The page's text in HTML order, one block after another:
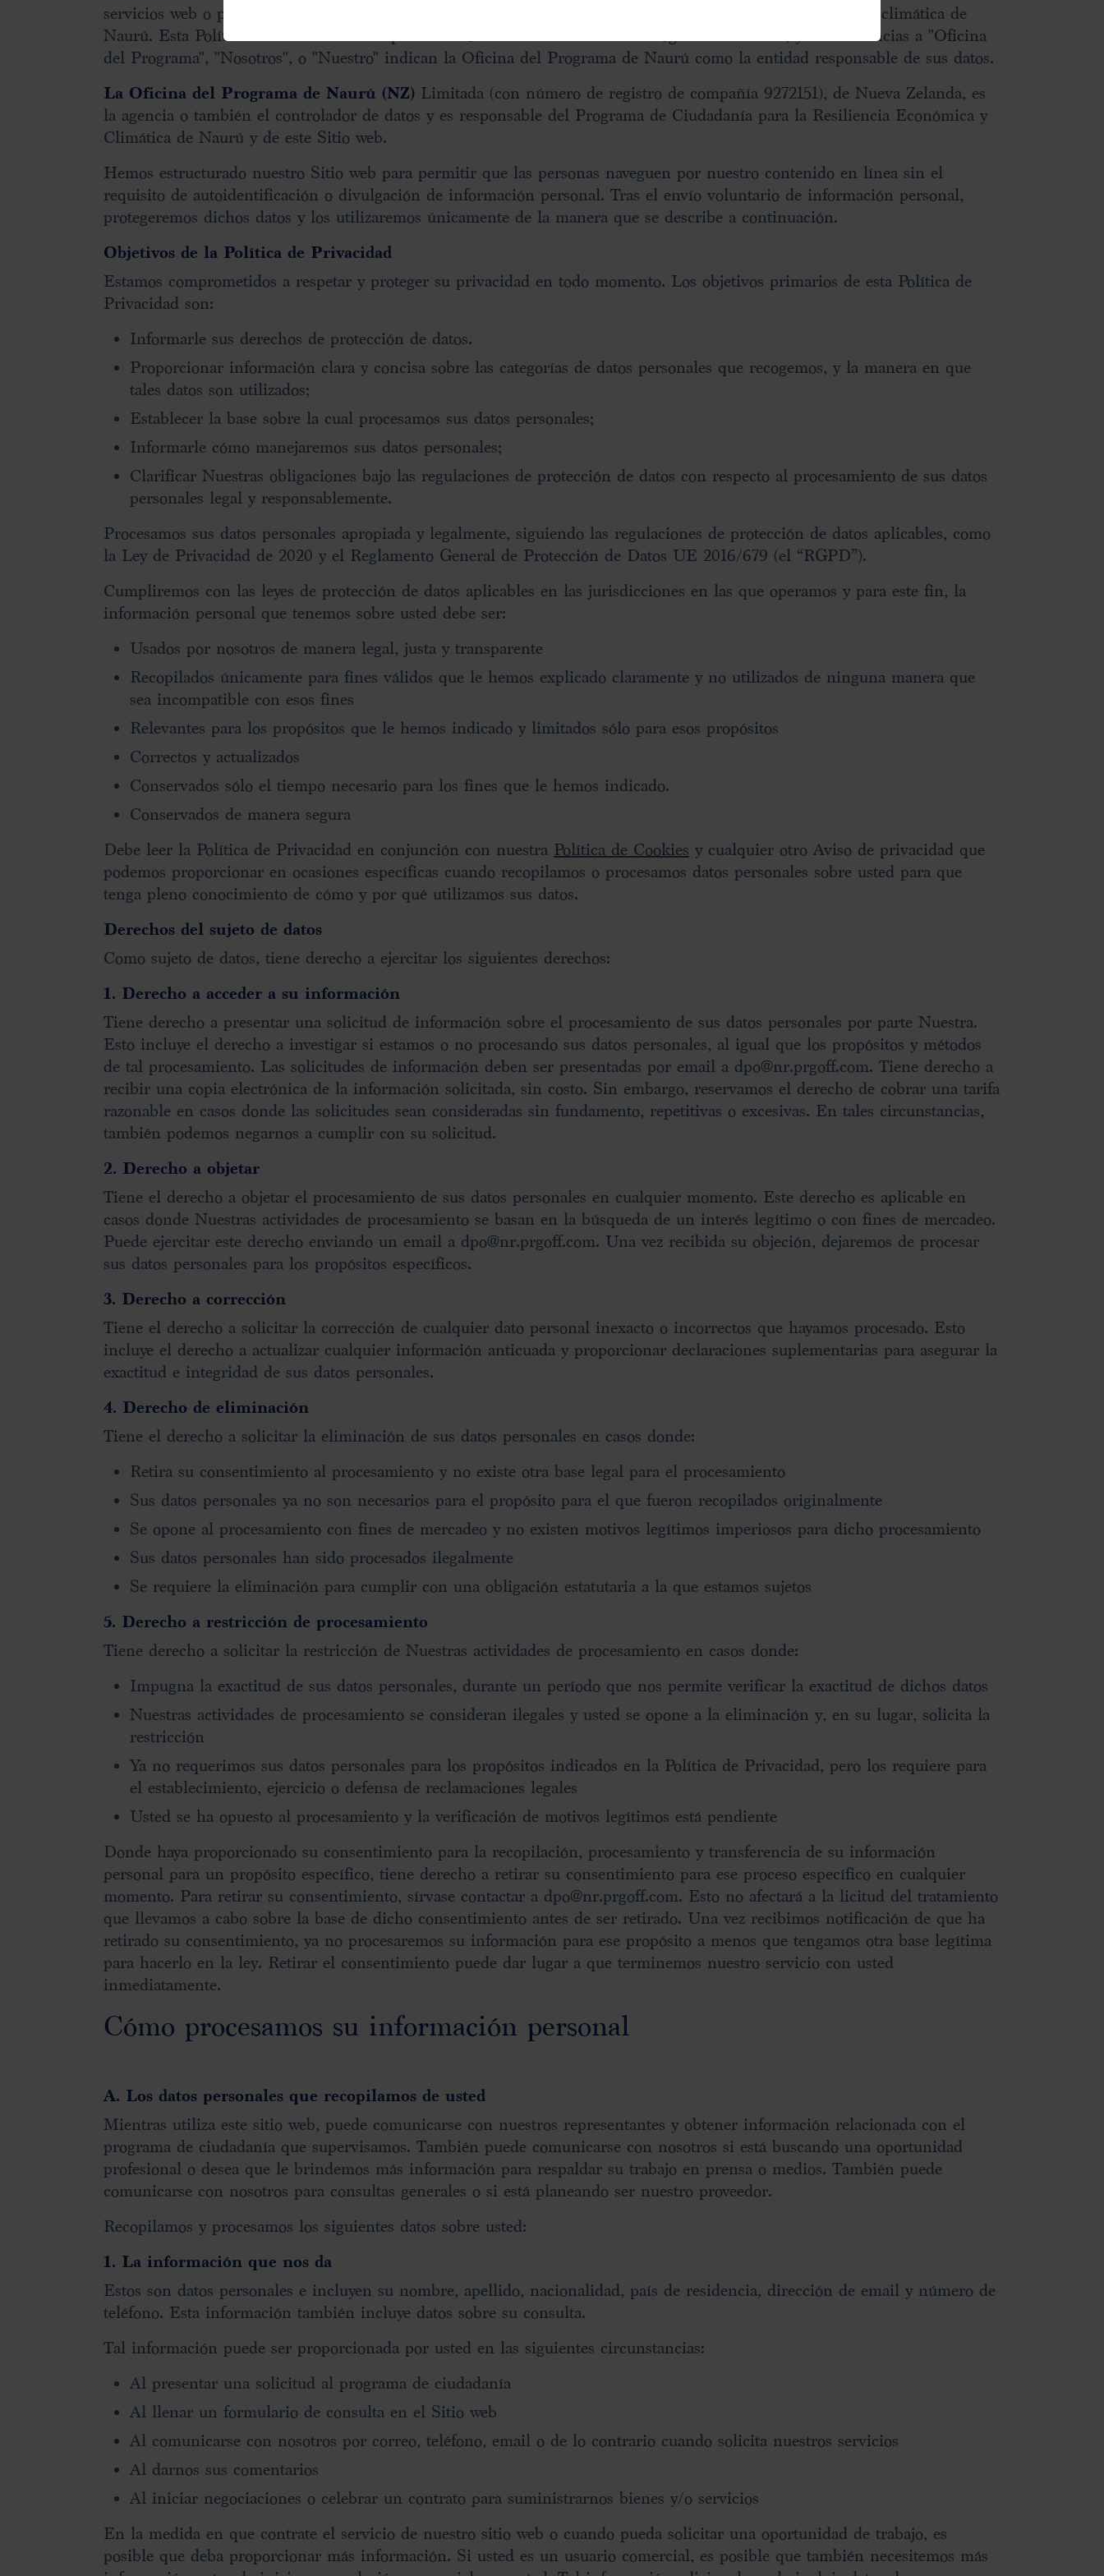
servicios web o presenta la solicitud de admisión al Programa de ciudadanía para la resiliencia económica y climática de
Naurú. Esta Política de Privacidad es expedida a nombre de la Oficina del Programa de Naurú, y las referencias a "Oficina
del Programa", "Nosotros", o "Nuestro" indican la Oficina del Programa de Naurú como la entidad responsable de sus datos.
La Oficina del Programa de Naurú (NZ) Limitada (con número de registro de compañía 9272151), de Nueva Zelanda, es
la agencia o también el controlador de datos y es responsable del Programa de Ciudadanía para la Resiliencia Económica y
Climática de Naurú y de este Sitio web.
Hemos estructurado nuestro Sitio web para permitir que las personas naveguen por nuestro contenido en línea sin el
requisito de autoidentificación o divulgación de información personal. Tras el envío voluntario de información personal,
protegeremos dichos datos y los utilizaremos únicamente de la manera que se describe a continuación.
Objetivos de la Política de Privacidad
Estamos comprometidos a respetar y proteger su privacidad en todo momento. Los objetivos primarios de esta Política de
Privacidad son:
Informarle sus derechos de protección de datos.
Proporcionar información clara y concisa sobre las categorías de datos personales que recogemos, y la manera en que
tales datos son utilizados;
Establecer la base sobre la cual procesamos sus datos personales;
Informarle cómo manejaremos sus datos personales;
Clarificar Nuestras obligaciones bajo las regulaciones de protección de datos con respecto al procesamiento de sus datos
personales legal y responsablemente.
Procesamos sus datos personales apropiada y legalmente, siguiendo las regulaciones de protección de datos aplicables, como
la Ley de Privacidad de 2020 y el Reglamento General de Protección de Datos UE 2016/679 (el “RGPD”).
Cumpliremos con las leyes de protección de datos aplicables en las jurisdicciones en las que operamos y para este fin, la
información personal que tenemos sobre usted debe ser:
Usados por nosotros de manera legal, justa y transparente
Recopilados únicamente para fines válidos que le hemos explicado claramente y no utilizados de ninguna manera que
sea incompatible con esos fines
Relevantes para los propósitos que le hemos indicado y limitados sólo para esos propósitos
Correctos y actualizados
Conservados sólo el tiempo necesario para los fines que le hemos indicado.
Conservados de manera segura
Debe leer la Política de Privacidad en conjunción con nuestra Política de Cookies y cualquier otro Aviso de privacidad que
podemos proporcionar en ocasiones específicas cuando recopilamos o procesamos datos personales sobre usted para que
tenga pleno conocimiento de cómo y por qué utilizamos sus datos.
Derechos del sujeto de datos
Como sujeto de datos, tiene derecho a ejercitar los siguientes derechos:
1. Derecho a acceder a su información
Tiene derecho a presentar una solicitud de información sobre el procesamiento de sus datos personales por parte Nuestra.
Esto incluye el derecho a investigar si estamos o no procesando sus datos personales, al igual que los propósitos y métodos
de tal procesamiento. Las solicitudes de información deben ser presentadas por email a dpo@nr.prgoff.com. Tiene derecho a
recibir una copia electrónica de la información solicitada, sin costo. Sin embargo, reservamos el derecho de cobrar una tarifa
razonable en casos donde las solicitudes sean consideradas sin fundamento, repetitivas o excesivas. En tales circunstancias,
también podemos negarnos a cumplir con su solicitud.
2. Derecho a objetar
Tiene el derecho a objetar el procesamiento de sus datos personales en cualquier momento. Este derecho es aplicable en
casos donde Nuestras actividades de procesamiento se basan en la búsqueda de un interés legítimo o con fines de mercadeo.
Puede ejercitar este derecho enviando un email a dpo@nr.prgoff.com. Una vez recibida su objeción, dejaremos de procesar
sus datos personales para los propósitos específicos.
3. Derecho a corrección
Tiene el derecho a solicitar la corrección de cualquier dato personal inexacto o incorrectos que hayamos procesado. Esto
incluye el derecho a actualizar cualquier información anticuada y proporcionar declaraciones suplementarias para asegurar la
exactitud e integridad de sus datos personales.
4. Derecho de eliminación
Tiene el derecho a solicitar la eliminación de sus datos personales en casos donde:
Retira su consentimiento al procesamiento y no existe otra base legal para el procesamiento
Sus datos personales ya no son necesarios para el propósito para el que fueron recopilados originalmente
Se opone al procesamiento con fines de mercadeo y no existen motivos legítimos imperiosos para dicho procesamiento
Sus datos personales han sido procesados ilegalmente
Se requiere la eliminación para cumplir con una obligación estatutaria a la que estamos sujetos
5. Derecho a restricción de procesamiento
Tiene derecho a solicitar la restricción de Nuestras actividades de procesamiento en casos donde:
Impugna la exactitud de sus datos personales, durante un período que nos permite verificar la exactitud de dichos datos
Nuestras actividades de procesamiento se consideran ilegales y usted se opone a la eliminación y, en su lugar, solicita la
restricción
Ya no requerimos sus datos personales para los propósitos indicados en la Política de Privacidad, pero los requiere para
el establecimiento, ejercicio o defensa de reclamaciones legales
Usted se ha opuesto al procesamiento y la verificación de motivos legítimos está pendiente
Donde haya proporcionado su consentimiento para la recopilación, procesamiento y transferencia de su información
personal para un propósito específico, tiene derecho a retirar su consentimiento para ese proceso específico en cualquier
momento. Para retirar su consentimiento, sírvase contactar a dpo@nr.prgoff.com. Esto no afectará a la licitud del tratamiento
que llevamos a cabo sobre la base de dicho consentimiento antes de ser retirado. Una vez recibimos notificación de que ha
retirado su consentimiento, ya no procesaremos su información para ese propósito a menos que tengamos otra base legítima
para hacerlo en la ley. Retirar el consentimiento puede dar lugar a que terminemos nuestro servicio con usted
inmediatamente.
Cómo procesamos su información personal
A. Los datos personales que recopilamos de usted
Mientras utiliza este sitio web, puede comunicarse con nuestros representantes y obtener información relacionada con el
programa de ciudadanía que supervisamos. También puede comunicarse con nosotros si está buscando una oportunidad
profesional o desea que le brindemos más información para respaldar su trabajo en prensa o medios. También puede
comunicarse con nosotros para consultas generales o si está planeando ser nuestro proveedor.
Recopilamos y procesamos los siguientes datos sobre usted:
1. La información que nos da
Estos son datos personales e incluyen su nombre, apellido, nacionalidad, país de residencia, dirección de email y número de
teléfono. Esta información también incluye datos sobre su consulta.
Tal información puede ser proporcionada por usted en las siguientes circunstancias:
Al presentar una solicitud al programa de ciudadanía
Al llenar un formulario de consulta en el Sitio web
Al comunicarse con nosotros por correo, teléfono, email o de lo contrario cuando solicita nuestros servicios
Al darnos sus comentarios
Al iniciar negociaciones o celebrar un contrato para suministrarnos bienes y/o servicios
En la medida en que contrate el servicio de nuestro sitio web o cuando pueda solicitar una oportunidad de trabajo, es
posible que deba proporcionar más información. Si usted es un usuario comercial, es posible que también necesitemos más